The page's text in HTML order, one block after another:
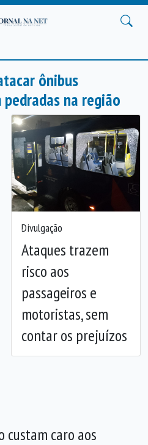
ônibus
na região
Divulgação
Ataques trazem
risco aos
passageiros e
motoristas, sem
contar os prejuízos
Anterior
custam caro aos